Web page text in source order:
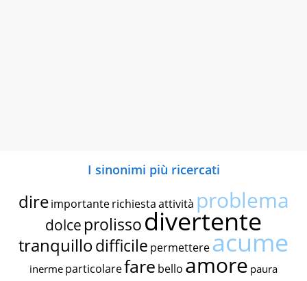
I sinonimi più ricercati
dire importante richiestaattività problema
dolce prolissodivertente
tranquillodifficile permettereacume
inerme particolarefare bello amore paura